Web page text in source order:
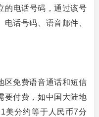
的电话号码，通过该号
话号码、语音邮件、
区免费语音通话和短信
要付费，如中国大陆地
美分约等于人民币7分